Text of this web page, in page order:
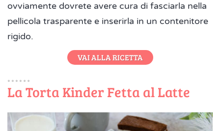
ovviamente dovrete avere cura di fasciarla nella
pellicola trasparente e inserirla in un contenitore
rigido.
VAI ALLA RICETTA
La Torta Kinder Fetta al Latte